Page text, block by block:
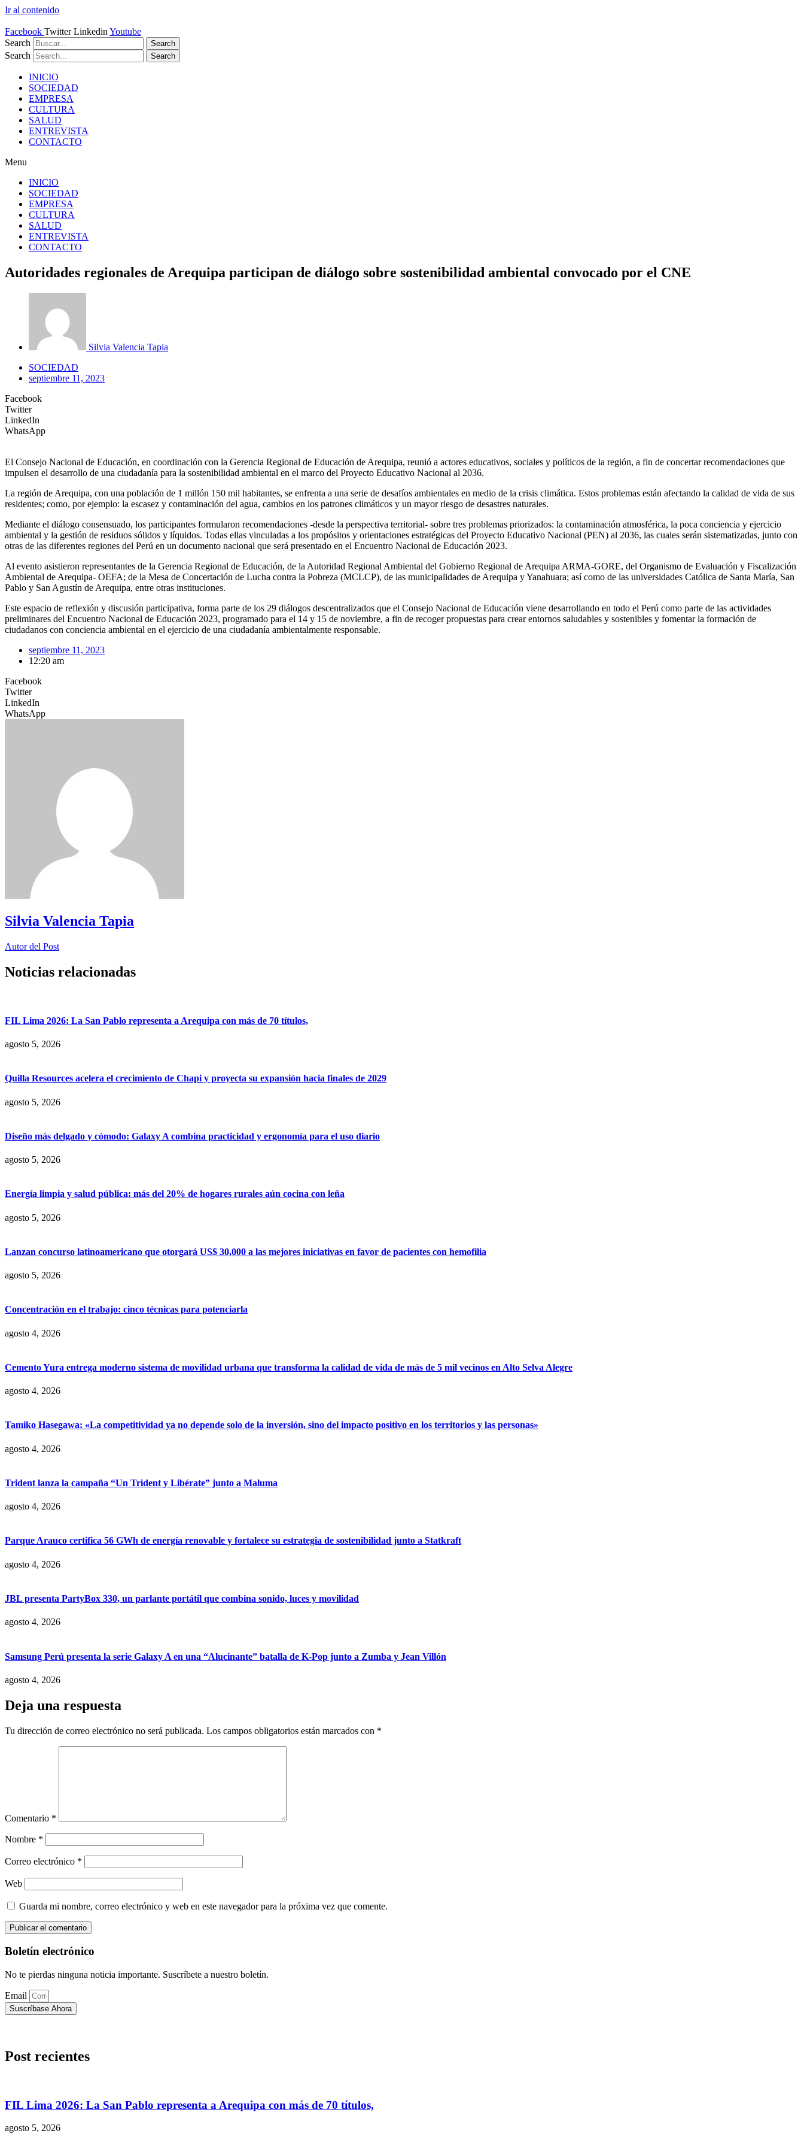
Ir al contenido
Facebook Twitter Linkedin Youtube
Search
Search
Search Search
INICIO
SOCIEDAD
EMPRESA
CULTURA
SALUD
ENTREVISTA
CONTACTO
Menu
INICIO
SOCIEDAD
EMPRESA
CULTURA
SALUD
ENTREVISTA
CONTACTO
Autoridades regionales de Arequipa participan de diálogo sobre sostenibilidad ambiental convocado por el CNE
Silvia Valencia Tapia
SOCIEDAD
septiembre 11, 2023
Facebook
Twitter
LinkedIn
WhatsApp
El Consejo Nacional de Educación, en coordinación con la Gerencia Regional de Educación de Arequipa, reunió a actores educativos, sociales y políticos de la región, a fin de concertar recomendaciones que
impulsen el desarrollo de una ciudadanía para la sostenibilidad ambiental en el marco del Proyecto Educativo Nacional al 2036.
La región de Arequipa, con una población de 1 millón 150 mil habitantes, se enfrenta a una serie de desafíos ambientales en medio de la crisis climática. Estos problemas están afectando la calidad de vida de sus
residentes; como, por ejemplo: la escasez y contaminación del agua, cambios en los patrones climáticos y un mayor riesgo de desastres naturales.
Mediante el diálogo consensuado, los participantes formularon recomendaciones -desde la perspectiva territorial- sobre tres problemas priorizados: la contaminación atmosférica, la poca conciencia y ejercicio
ambiental y la gestión de residuos sólidos y líquidos. Todas ellas vinculadas a los propósitos y orientaciones estratégicas del Proyecto Educativo Nacional (PEN) al 2036, las cuales serán sistematizadas, junto con
otras de las diferentes regiones del Perú en un documento nacional que será presentado en el Encuentro Nacional de Educación 2023.
Al evento asistieron representantes de la Gerencia Regional de Educación, de la Autoridad Regional Ambiental del Gobierno Regional de Arequipa ARMA-GORE, del Organismo de Evaluación y Fiscalización
Ambiental de Arequipa- OEFA; de la Mesa de Concertación de Lucha contra la Pobreza (MCLCP), de las municipalidades de Arequipa y Yanahuara; así como de las universidades Católica de Santa María, San
Pablo y San Agustín de Arequipa, entre otras instituciones.
Este espacio de reflexión y discusión participativa, forma parte de los 29 diálogos descentralizados que el Consejo Nacional de Educación viene desarrollando en todo el Perú como parte de las actividades
preliminares del Encuentro Nacional de Educación 2023, programado para el 14 y 15 de noviembre, a fin de recoger propuestas para crear entornos saludables y sostenibles y fomentar la formación de
ciudadanos con conciencia ambiental en el ejercicio de una ciudadanía ambientalmente responsable.
septiembre 11, 2023
12:20 am
Facebook
Twitter
LinkedIn
WhatsApp
Silvia Valencia Tapia
Autor del Post
Noticias relacionadas
FIL Lima 2026: La San Pablo representa a Arequipa con más de 70 títulos,
agosto 5, 2026
Quilla Resources acelera el crecimiento de Chapi y proyecta su expansión hacia finales de 2029
agosto 5, 2026
Diseño más delgado y cómodo: Galaxy A combina practicidad y ergonomía para el uso diario
agosto 5, 2026
Energía limpia y salud pública: más del 20% de hogares rurales aún cocina con leña
agosto 5, 2026
Lanzan concurso latinoamericano que otorgará US$ 30,000 a las mejores iniciativas en favor de pacientes con hemofilia
agosto 5, 2026
Concentración en el trabajo: cinco técnicas para potenciarla
agosto 4, 2026
Cemento Yura entrega moderno sistema de movilidad urbana que transforma la calidad de vida de más de 5 mil vecinos en Alto Selva Alegre
agosto 4, 2026
Tamiko Hasegawa: «La competitividad ya no depende solo de la inversión, sino del impacto positivo en los territorios y las personas»
agosto 4, 2026
Trident lanza la campaña “Un Trident y Libérate” junto a Maluma
agosto 4, 2026
Parque Arauco certifica 56 GWh de energía renovable y fortalece su estrategia de sostenibilidad junto a Statkraft
agosto 4, 2026
JBL presenta PartyBox 330, un parlante portátil que combina sonido, luces y movilidad
agosto 4, 2026
Samsung Perú presenta la serie Galaxy A en una “Alucinante” batalla de K-Pop junto a Zumba y Jean Villón
agosto 4, 2026
Deja una respuesta
Tu dirección de correo electrónico no será publicada. Los campos obligatorios están marcados con *
Comentario *
Nombre *
Correo electrónico *
Web
Guarda mi nombre, correo electrónico y web en este navegador para la próxima vez que comente.
Boletín electrónico
No te pierdas ninguna noticia importante. Suscríbete a nuestro boletín.
Email
Suscríbase Ahora
Post recientes
FIL Lima 2026: La San Pablo representa a Arequipa con más de 70 títulos,
agosto 5, 2026